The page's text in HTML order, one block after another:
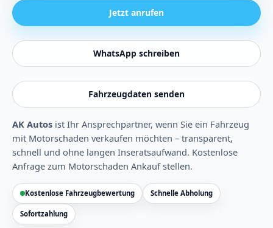
Jetzt anrufen
WhatsApp schreiben
Fahrzeugdaten senden
AK Autos ist Ihr Ansprechpartner, wenn Sie ein Fahrzeug
mit Motorschaden verkaufen möchten – transparent,
schnell und ohne langen Inseratsaufwand. Kostenlose
Anfrage zum Motorschaden Ankauf stellen.
Kostenlose Fahrzeugbewertung Schnelle Abholung
Sofortzahlung